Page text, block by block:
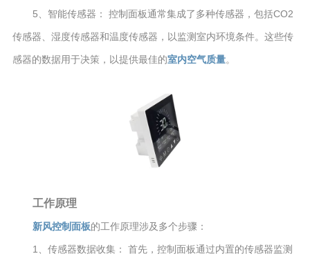
5、智能传感器： 控制面板通常集成了多种传感器，包括CO2
传感器、湿度传感器和温度传感器，以监测室内环境条件。这些传
感器的数据用于决策，以提供最佳的室内空气质量。
工作原理
新风控制面板的工作原理涉及多个步骤：
1、传感器数据收集： 首先，控制面板通过内置的传感器监测